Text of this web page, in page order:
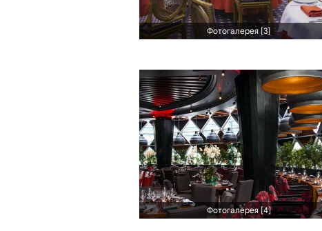
Фотогалерея [3]
Фотогалерея [4]